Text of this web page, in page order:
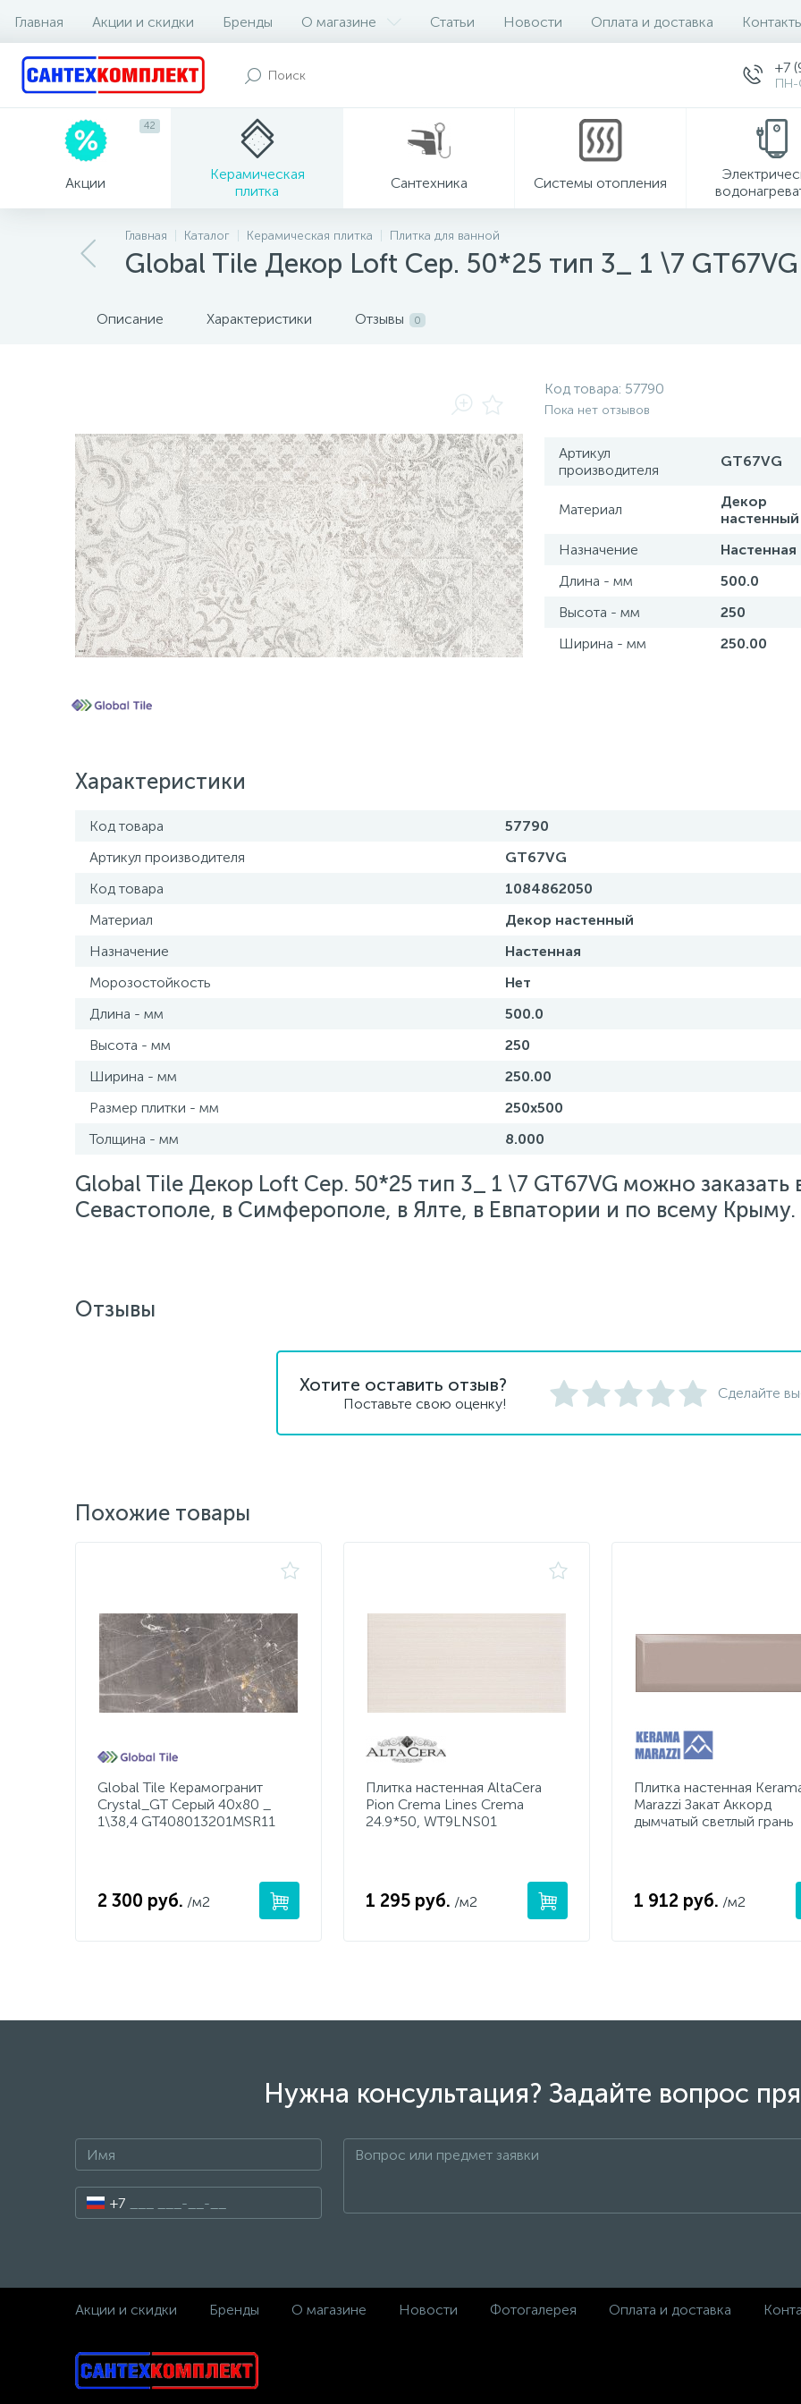
Главная Акции и скидки Бренды О магазине Статьи Новости Оплата и доставка
+7
ПН-
Акции
42
Керамическая
плитка
Сантехника Системы отопления
Главная Каталог Керамическая плитка Плитка для ванной
Global Tile Декор Loft Сер. 50*25 тип 3_ 1 \7 GT67VG
Описание Характеристики Отзывы 0
Код товара: 57790
Пока нет отзывов
Артикул
производителя
GT67VG
Материал
Декор
настенный
Назначение
Настенная
Длина - мм
500.0
Высота - мм
250
Ширина - мм
250.00
Характеристики
Код товара
57790
Артикул производителя
GT67VG
Код товара
1084862050
Материал
Декор настенный
Назначение
Настенная
Морозостойкость
Нет
Длина - мм
500.0
Высота - мм
250
Ширина - мм
250.00
Размер плитки - мм
250x500
Толщина - мм
8.000
Global Tile Декор Loft Сер. 50*25 тип 3_ 1 \7 GT67VG можно заказать
Севастополе, в Симферополе, в Ялте, в Евпатории и по всему Крыму.
Отзывы
Хотите оставить отзыв?
Поставьте свою оценку!
Сделайте
Похожие товары
Global Tile Керамогранит
Crystal_GT Серый 40x80 _
1\38,4 GT408013201MSR11
2 300 руб. /м2
Плитка настенная AltaCera
Pion Crema Lines Crema
24.9*50, WT9LNS01
1 295 руб. /м2
Плитка настенная
Marazzi Закат Аккорд
дымчатый светлый грань
1 912 руб. /м2
Нужна консультация? Задайте вопрос
+7
Акции и скидки Бренды О магазине Новости Фотогалерея Оплата и доставка